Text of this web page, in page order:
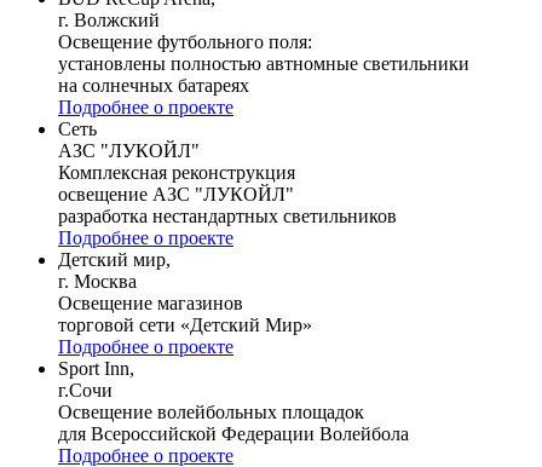
г. Волжский
Освещение футбольного поля:
установлены полностью автномные светильники
на солнечных батареях
Подробнее о проекте
Сеть
АЗС "ЛУКОЙЛ"
Комплексная реконструкция
освещение АЗС "ЛУКОЙЛ"
разработка нестандартных светильников
Подробнее о проекте
Детский мир,
г. Москва
Освещение магазинов
торговой сети «Детский Мир»
Подробнее о проекте
Sport Inn,
г.Сочи
Освещение волейбольных площадок
для Всероссийской Федерации Волейбола
Подробнее о проекте